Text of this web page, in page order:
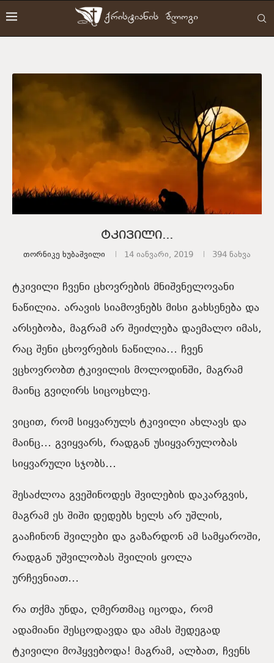
ტკივილი…
Თორნიკე Ხუბაშვილი 14 იანვარი, 2019 394 ნახვა
ტკივილი ჩვენი ცხოვრების მნიშვნელოვანი
ნაწილია. არავის სიამოვნებს მისი გახსენება და
არსებობა, მაგრამ არ შეიძლება დაემალო იმას,
რაც შენი ცხოვრების ნაწილია… ჩვენ
ვცხოვრობთ ტკივილის მოლოდინში, მაგრამ
მაინც გვიღირს სიცოცხლე.
ვიცით, რომ სიყვარულს ტკივილი ახლავს და
მაინც… გვიყვარს, რადგან უსიყვარულობას
სიყვარული სჯობს…
შესაძლოა გვეშინოდეს შვილების დაკარგვის,
მაგრამ ეს შიში დედებს ხელს არ უშლის,
გააჩინონ შვილები და გაზარდონ ამ სამყაროში,
რადგან უშვილობას შვილის ყოლა
ურჩევნიათ…
რა თქმა უნდა, ღმერთმაც იცოდა, რომ
ადამიანი შესცოდავდა და ამას შედეგად
ტკივილი მოჰყვებოდა! მაგრამ, ალბათ, ჩვენს